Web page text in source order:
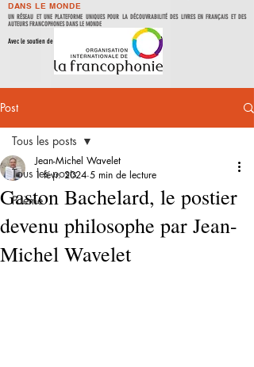
DANS LE MONDE
UN RÉSEAU ET UNE PLATEFORME UNIQUES POUR LA DÉCOUVRABILITÉ DES LIVRES EN FRANÇAIS ET DES
AUTEURS FRANCOPHONES DANS LE MONDE
Avec le soutien de
Post
Tous les posts
Poème
Tous les posts
Gaston Bachelard, le postier
devenu philosophe par Jean-
Michel Wavelet
Jean-Michel Wavelet
1 févr. 2024 5 min de lecture